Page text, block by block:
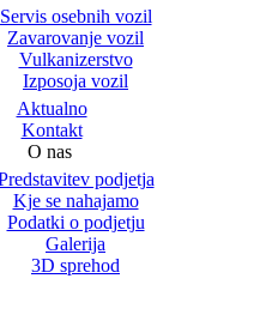
Servis osebnih vozil
Zavarovanje vozil
Vulkanizerstvo
Izposoja vozil
Aktualno
Kontakt
O nas
podjetja
Kje se nahajamo
Podatki o podjetju
Galerija
3D sprehod